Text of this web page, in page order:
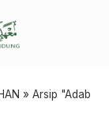
» Arsip "Adab